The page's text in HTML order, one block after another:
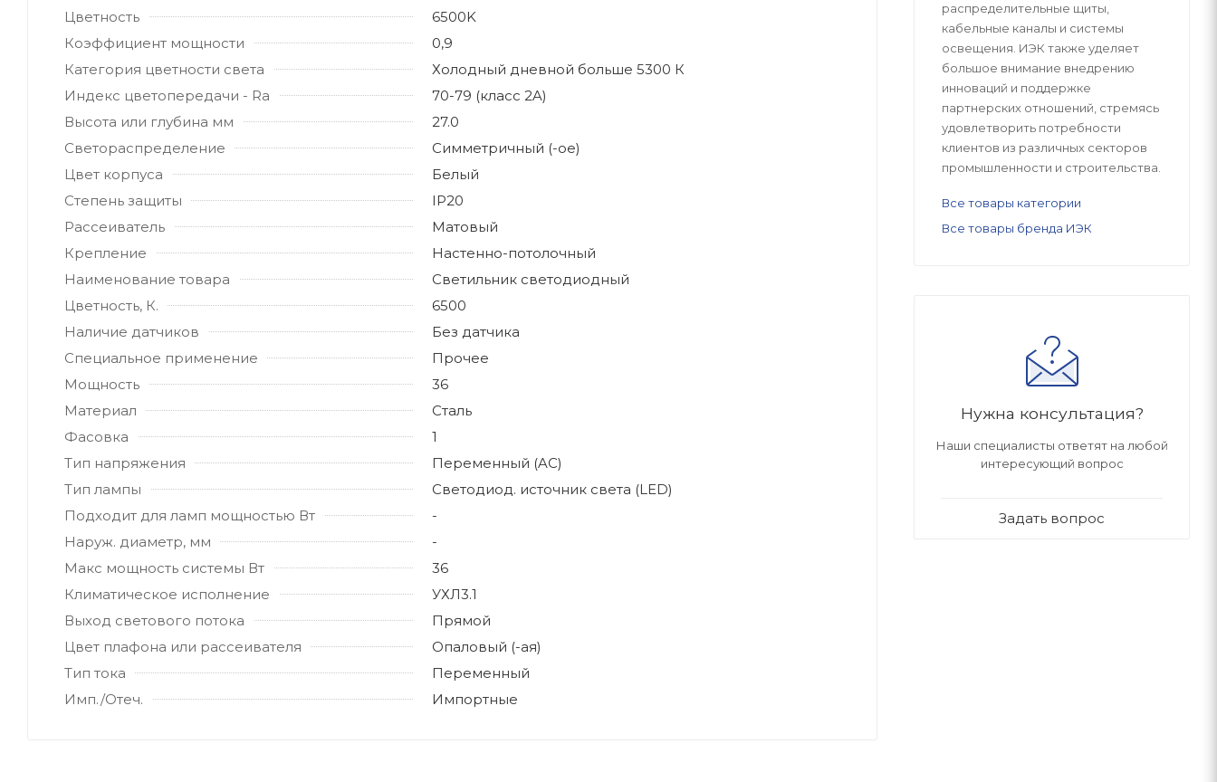
Цветность
6500K
Коэффициент мощности
0,9
Категория цветности света
Холодный дневной больше 5300 К
Индекс цветопередачи - Ra
70-79 (класс 2A)
Высота или глубина мм
27.0
Светораспределение
Симметричный (-ое)
Цвет корпуса
Белый
Степень защиты
IP20
Рассеиватель
Матовый
Крепление
Настенно-потолочный
Наименование товара
Светильник светодиодный
Цветность, К.
6500
Наличие датчиков
Без датчика
Специальное применение
Прочее
Мощность
36
Материал
Сталь
Фасовка
1
Тип напряжения
Переменный (AC)
Тип лампы
Светодиод. источник света (LED)
Подходит для ламп мощностью Вт
-
Наруж. диаметр, мм
-
Макс мощность системы Вт
36
Климатическое исполнение
УХЛ3.1
Выход светового потока
Прямой
Цвет плафона или рассеивателя
Опаловый (-ая)
Тип тока
Переменный
Имп./Отеч.
Импортные
распределительные щиты,
кабельные каналы и системы
освещения. ИЭК также уделяет
большое внимание внедрению
инноваций и поддержке
партнерских отношений, стремясь
удовлетворить потребности
клиентов из различных секторов
промышленности и строительства.
Все товары категории
Все товары бренда ИЭК
Нужна консультация?
Наши специалисты ответят на любой
интересующий вопрос
Задать вопрос